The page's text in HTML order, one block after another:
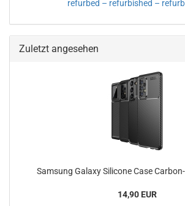
refurbed – refurbished –
Zuletzt angesehen
Samsung Galaxy Silicone Case
14,90 EUR